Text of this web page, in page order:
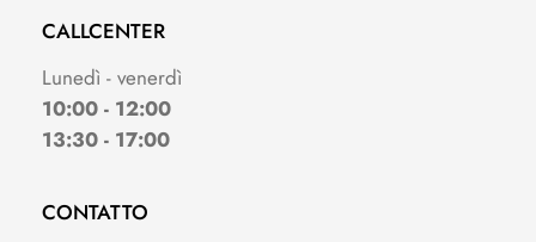
CALLCENTER
Lunedì - venerdì
10:00 - 12:00
13:30 - 17:00
CONTATTO